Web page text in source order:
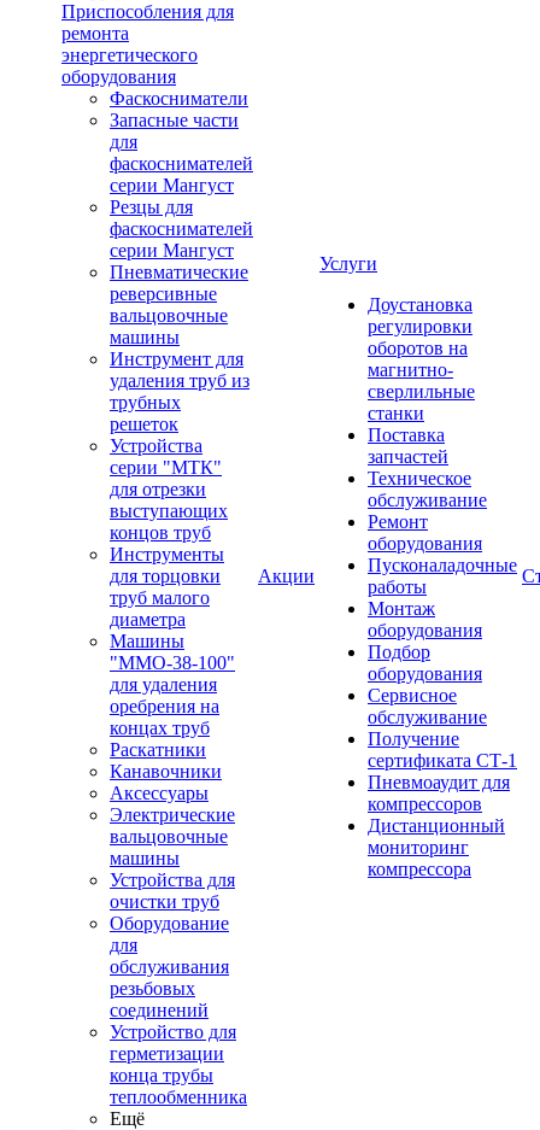
Приспособления для
ремонта
энергетического
оборудования
Фаскосниматели
Запасные части
для
фаскоснимателей
серии Мангуст
Резцы для
фаскоснимателей
серии Мангуст
Пневматические
реверсивные
вальцовочные
машины
Инструмент для
удаления труб из
трубных
решеток
Устройства
серии "МТК"
для отрезки
выступающих
концов труб
Инструменты
для торцовки
труб малого
диаметра
Машины
"ММО-38-100"
для удаления
оребрения на
концах труб
Раскатники
Канавочники
Аксессуары
Электрические
вальцовочные
машины
Устройства для
очистки труб
Оборудование
для
обслуживания
резьбовых
соединений
Устройство для
герметизации
конца трубы
теплообменника
Ещё
Акции
Услуги
Доустановка
регулировки
оборотов на
магнитно-
сверлильные
станки
Поставка
запчастей
Техническое
обслуживание
Ремонт
оборудования
Пусконаладочные
работы
Монтаж
оборудования
Подбор
оборудования
Сервисное
обслуживание
Получение
сертификата СТ-1
Пневмоаудит для
компрессоров
Дистанционный
мониторинг
компрессора